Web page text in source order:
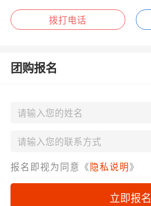
拨打电话
团购报名
报名即视为同意《隐私说明》
立即报名